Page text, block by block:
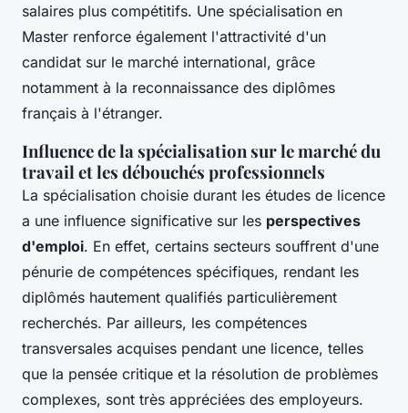
salaires plus compétitifs. Une spécialisation en
Master renforce également l'attractivité d'un
candidat sur le marché international, grâce
notamment à la reconnaissance des diplômes
français à l'étranger.
Influence de la spécialisation sur le marché du
travail et les débouchés professionnels
La spécialisation choisie durant les études de licence
a une influence significative sur les perspectives
d'emploi. En effet, certains secteurs souffrent d'une
pénurie de compétences spécifiques, rendant les
diplômés hautement qualifiés particulièrement
recherchés. Par ailleurs, les compétences
transversales acquises pendant une licence, telles
que la pensée critique et la résolution de problèmes
complexes, sont très appréciées des employeurs.